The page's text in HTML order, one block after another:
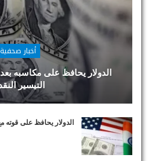
أخبار صحفية
الدولار يحافظ على مكاسبه
التيسير
الدولار يحافظ على قوته